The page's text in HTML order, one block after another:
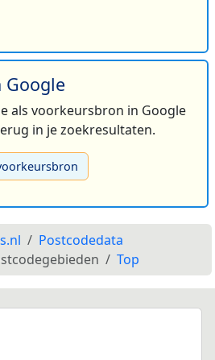
Google
als voorkeursbron in Google
in je zoekresultaten.
Postcodedata
Top